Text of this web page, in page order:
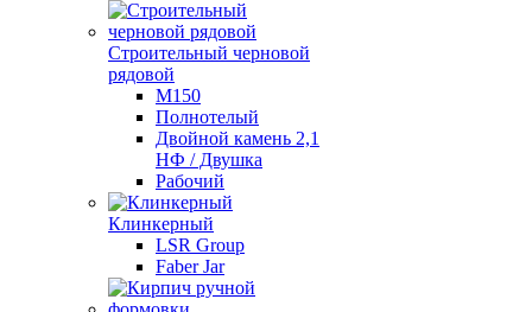
Строительный черновой
рядовой
М150
Полнотелый
Двойной камень 2,1
НФ / Двушка
Рабочий
Клинкерный
LSR Group
Faber Jar